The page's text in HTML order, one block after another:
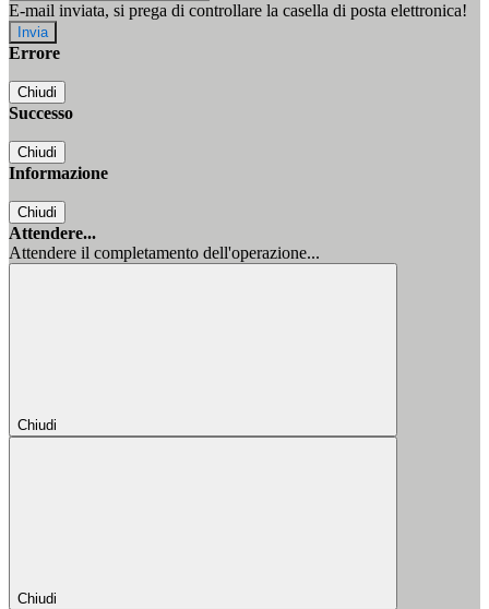
E-mail inviata, si prega di controllare la casella di posta elettronica!
Errore
Chiudi
Successo
Chiudi
Informazione
Chiudi
Attendere...
Attendere il completamento dell'operazione...
Chiudi
Chiudi